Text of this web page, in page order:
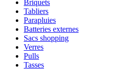
Briquets
Tabliers
Parapluies
Batteries externes
Sacs shopping
Verres
Pulls
Tasses